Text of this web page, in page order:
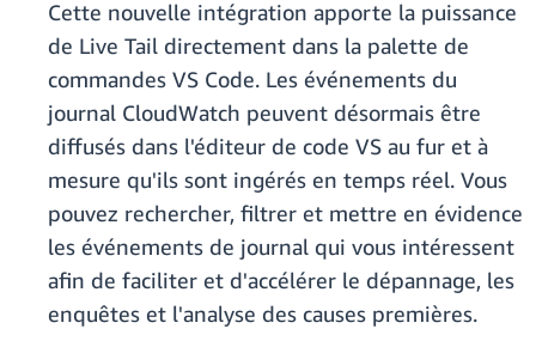
Cette nouvelle intégration apporte la puissance
de Live Tail directement dans la palette de
commandes VS Code. Les événements du
journal CloudWatch peuvent désormais être
diffusés dans l'éditeur de code VS au fur et à
mesure qu'ils sont ingérés en temps réel. Vous
pouvez rechercher, filtrer et mettre en évidence
les événements de journal qui vous intéressent
afin de faciliter et d'accélérer le dépannage, les
enquêtes et l'analyse des causes premières.